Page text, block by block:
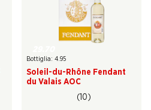
Bottiglia: 4.95
Soleil-du-Rhône Fendant
du Valais AOC
(10)